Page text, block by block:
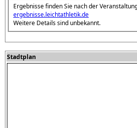
Ergebnisse finden Sie nach der
ergebnisse.leichtathletik.de
Weitere Details sind unbekannt.
Stadtplan